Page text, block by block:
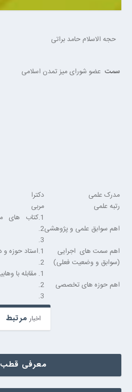
حجه الاسلام حامد براتی
سمت عضو شورای میز تمدن اسلامی
مدرک علمی
دکترا
رتبه علمی
مربی
اهم سوابق علمی و پژوهشی
1.کتاب های متعدد
2.
3.
اهم سمت های اجرایی
(سوابق و وضعیت فعلی)
1.استاد حوزه و دانشگاه
2.
اهم حوزه های تخصصی
1. مقابله با وهابیت
2.
3.
اخبار مرتبط
معرفی قطب